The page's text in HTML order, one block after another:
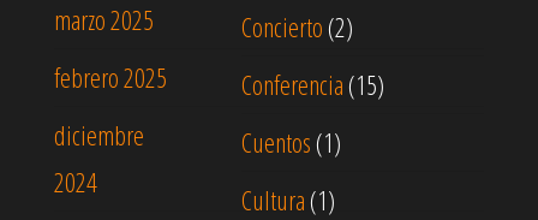
Concierto (2)
Conferencia (15)
Cuentos (1)
Cultura (1)
marzo 2025
febrero 2025
diciembre
2024